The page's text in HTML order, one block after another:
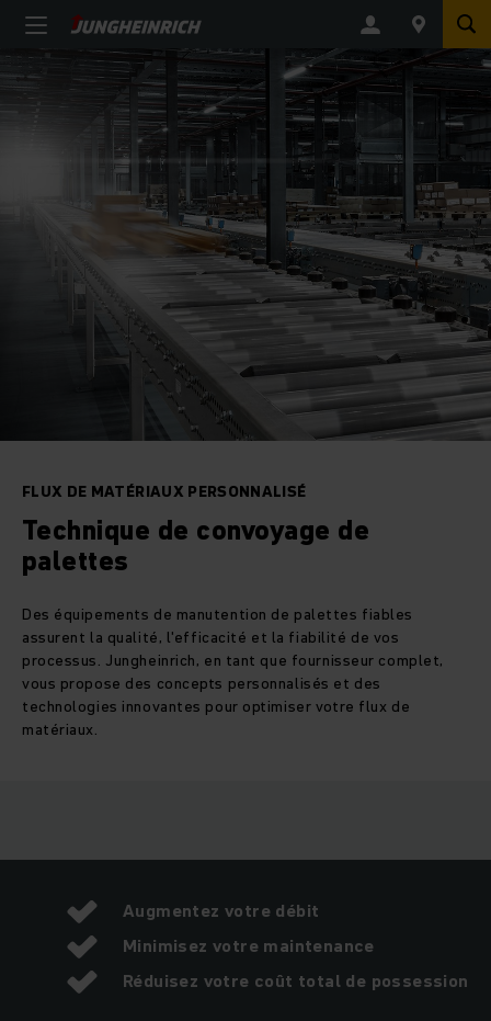
FLUX DE MATÉRIAUX PERSONNALISÉ
Technique de convoyage de
palettes
Des équipements de manutention de palettes fiables
assurent la qualité, l'efficacité et la fiabilité de vos
processus. Jungheinrich, en tant que fournisseur complet,
vous propose des concepts personnalisés et des
technologies innovantes pour optimiser votre flux de
matériaux.
Augmentez votre débit
Minimisez votre maintenance
Réduisez votre coût total de possession